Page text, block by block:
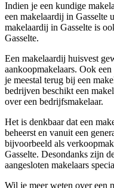
Indien je een kundige
een makelaardij in Gasselte
makelaardij in Gasselte is
Gasselte.
Een makelaardij huisvest
aankoopmakelaars. Ook
je meestal terug bij een
bedrijven beschikt een
over een bedrijfsmakelaar.
Het is denkbaar dat een
beheerst en vanuit een
bijvoorbeeld als
Gasselte. Desondanks zijn
aangesloten makelaars
Wil je meer weten over een